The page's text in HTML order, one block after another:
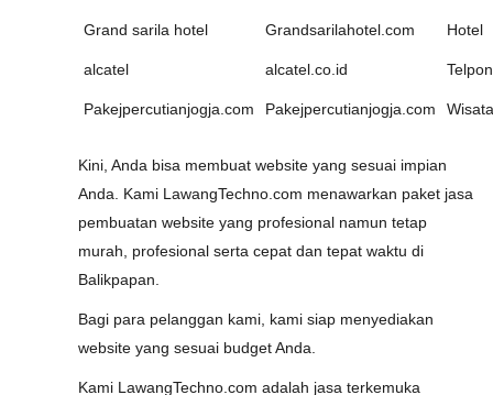
Grand sarila hotel Grandsarilahotel.com Hotel
alcatel alcatel.co.id Telpon
Pakejpercutianjogja.com Pakejpercutianjogja.com Wisata
Kini, Anda bisa membuat website yang sesuai impian
Anda. Kami LawangTechno.com menawarkan paket jasa
pembuatan website yang profesional namun tetap
murah, profesional serta cepat dan tepat waktu di
Balikpapan.
Bagi para pelanggan kami, kami siap menyediakan
website yang sesuai budget Anda.
Kami LawangTechno.com adalah jasa terkemuka